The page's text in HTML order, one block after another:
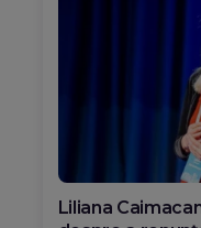
Diana Olar,